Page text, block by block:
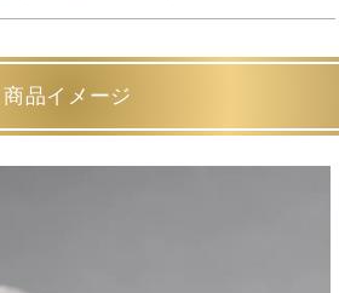
商品イメージ